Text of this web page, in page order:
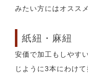
みたい方にはオスス
紙紐・麻紐
安価で加工もしやす
じように3本にわけ